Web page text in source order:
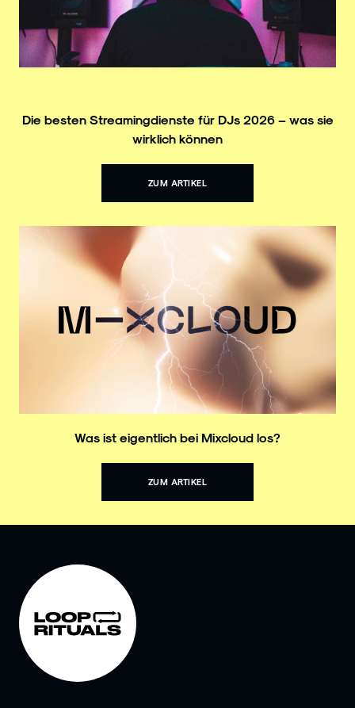
Die besten Streamingdienste für DJs 2026 – was sie
wirklich können
ZUM ARTIKEL
Was ist eigentlich bei Mixcloud los?
ZUM ARTIKEL